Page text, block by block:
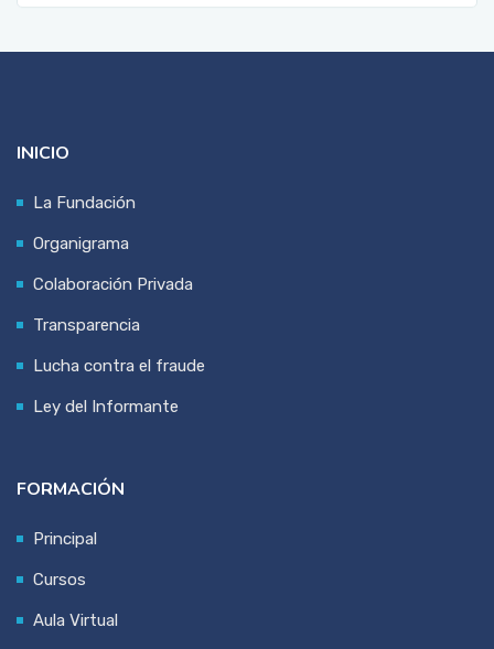
INICIO
La Fundación
Organigrama
Colaboración Privada
Transparencia
Lucha contra el fraude
Ley del Informante
FORMACIÓN
Principal
Cursos
Aula Virtual